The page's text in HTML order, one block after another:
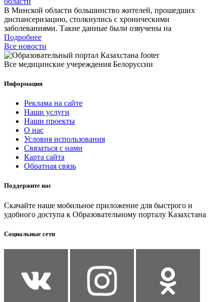
В Минской области большинство жителей, прошедших
диспансеризацию, столкнулись с хроническими
заболеваниями. Такие данные были озвучены на
Подробнее
Все новости
Все медицинские учереждения Белоруссии
Информация
Реклама на сайте
Наши услуги
Наши проекты
О нас
Условия использования
Связаться с нами
Карта сайта
Обратная связь
Поддержите нас
Скачайте наше мобильное приложение для быстрого и
удобного доступа к Образовательному порталу Казахстана
Социальные сети